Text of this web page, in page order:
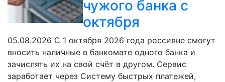
чужого банка с
октября
05.08.2026 С 1 октября 2026 года россияне смогут
вносить наличные в банкомате одного банка и
зачислять их на свой счёт в другом. Сервис
заработает через Систему быстрых платежей,